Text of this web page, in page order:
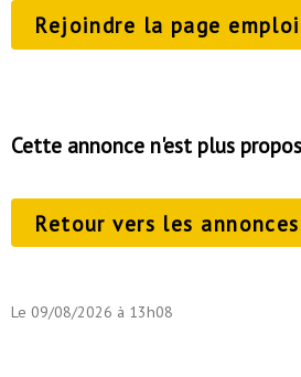
Rejoindre la page
Cette annonce n'est plus
Retour vers les annonces
Le 09/08/2026 à 13h08